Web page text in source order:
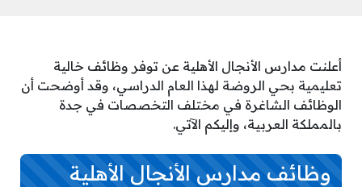
أعلنت مدارس الأنجال الأهلية عن توفر وظائف خالية
تعليمية بحي الروضة لهذا العام الدراسي، وقد أوضحت أن
الوظائف الشاغرة في مختلف التخصصات في جدة
بالمملكة العربية، وإليكم الآتي.
وظائف مدارس الأنجال الأهلية